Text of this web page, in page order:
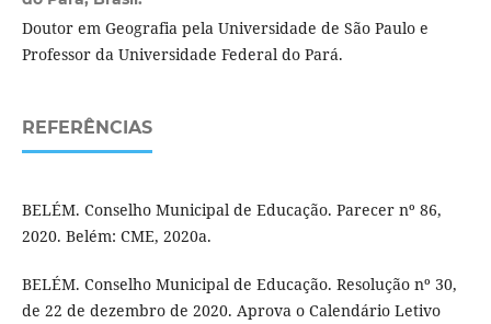
Doutor em Geografia pela Universidade de São Paulo e
Professor da Universidade Federal do Pará.
REFERÊNCIAS
BELÉM. Conselho Municipal de Educação. Parecer nº 86,
2020. Belém: CME, 2020a.
BELÉM. Conselho Municipal de Educação. Resolução nº 30,
de 22 de dezembro de 2020. Aprova o Calendário Letivo